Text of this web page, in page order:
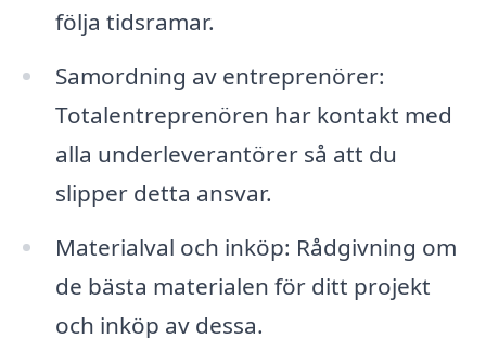
följa tidsramar.
Samordning av entreprenörer:
Totalentreprenören har kontakt med
alla underleverantörer så att du
slipper detta ansvar.
Materialval och inköp: Rådgivning om
de bästa materialen för ditt projekt
och inköp av dessa.